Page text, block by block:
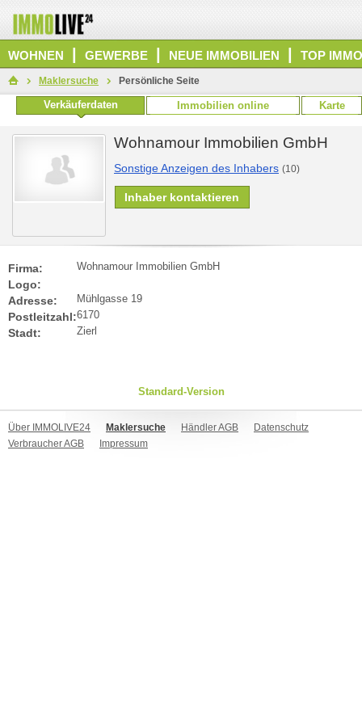
WOHNEN GEWERBE NEUE IMMOBILIEN TOP
Maklersuche Persönliche Seite
Verkäuferdaten Immobilien online Karte
Wohnamour Immobilien GmbH
Sonstige Anzeigen des Inhabers (10)
Inhaber kontaktieren
Firma: Wohnamour Immobilien GmbH
Logo:
Adresse:
Mühlgasse 19
Postleitzahl:6170
Stadt: Zierl
Standard-Version
Über IMMOLIVE24 Maklersuche Händler AGB
Datenschutz
Verbraucher AGB
Impressum